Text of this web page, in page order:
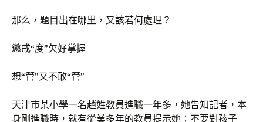
那么，題目出在哪里，又該若何處理？
懲戒“度”欠好掌握
想“管”又不敢“管”
天津市某小學一名趙姓教員進職一年多，她告知記者，本
身剛進職時，就有從業多年的教員提示她：不要對孩子